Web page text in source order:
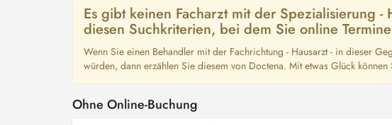
Es gibt keinen Facharzt mit der Spezialisierung
diesen Suchkriterien, bei dem Sie online
Wenn Sie einen Behandler mit der Fachrichtung - Hausarzt - in dieser
würden, dann erzählen Sie diesem von Doctena. Mit etwas Glück
Ohne Online-Buchung